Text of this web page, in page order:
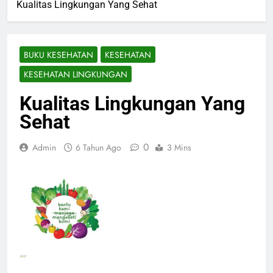
Kualitas Lingkungan Yang Sehat
BUKU KESEHATAN
KESEHATAN
KESEHATAN LINGKUNGAN
Kualitas Lingkungan Yang
Sehat
Admin 6 Tahun Ago 0 3 Mins